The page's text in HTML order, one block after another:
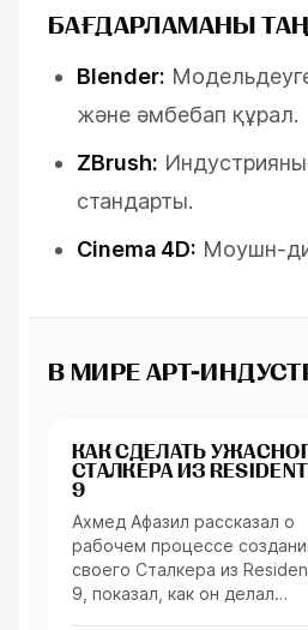
БАҒДАРЛАМАНЫ
Blender:
және әмбебап құрал.
ZBrush:
стандарты.
Cinema 4D: Моушн-
В МИРЕ АРТ-
Персонажи
КАК СДЕЛАТЬ
СТАЛКЕРА ИЗ
9
Ахмед Афазил рассказал о
рабочем процессе
своего Сталкера из
9, показал, как он делал